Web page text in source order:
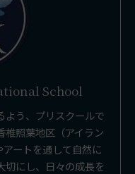
School
よう、プリスクールで
椎照葉地区（アイラン
ートを通して自然に
切にし、日々の成長を